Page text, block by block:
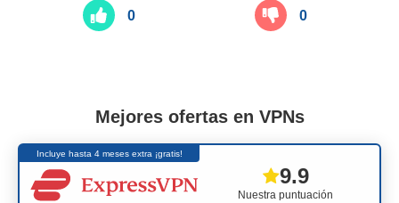
0 0
Mejores ofertas en VPNs
Incluye hasta 4 meses extra ¡gratis!
Nuestra puntuación
9.9